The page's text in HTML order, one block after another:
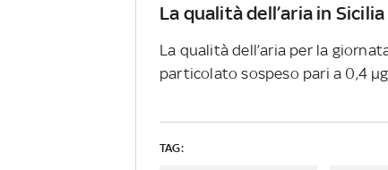
La qualità dell’aria in Sicilia
La qualità dell’aria per la
particolato sospeso pari a 0,4
TAG: